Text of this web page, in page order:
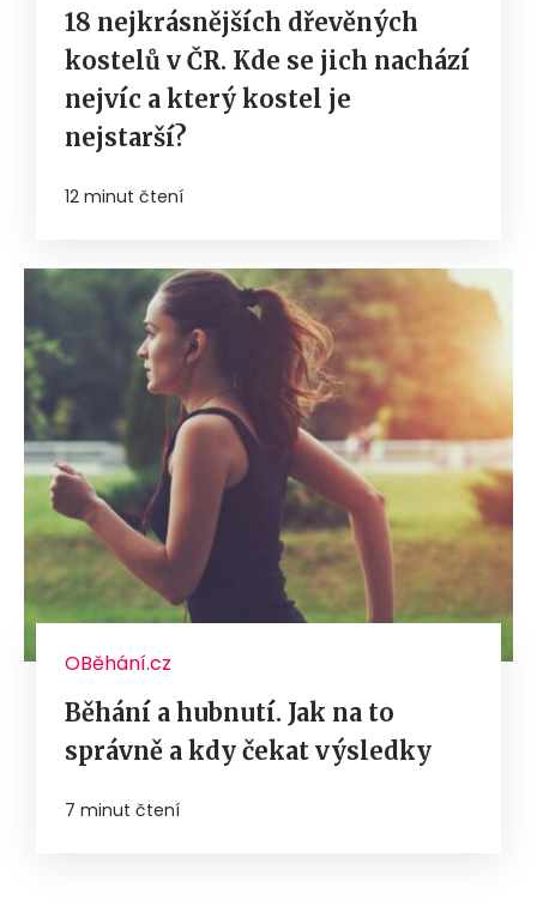
18 nejkrásnějších dřevěných
kostelů v ČR. Kde se jich nachází
nejvíc a který kostel je
nejstarší?
12 minut čtení
OBěhání.cz
Běhání a hubnutí. Jak na to
správně a kdy čekat výsledky
7 minut čtení